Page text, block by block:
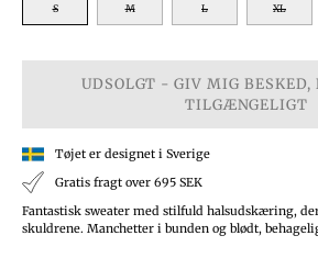
S M L XL
UDSOLGT - GIV MIG BESKED,
TILGÆNGELIGT
Tøjet er designet i Sverige
Gratis fragt over 695 SEK
Fantastisk sweater med stilfuld halsudskæring,
skuldrene. Manchetter i bunden og blødt,